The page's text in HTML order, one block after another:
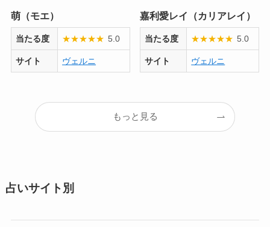
萌（モエ）
当たる度 ★★★★★ 5.0
サイト ヴェルニ
嘉利愛レイ（カリアレイ）
当たる度 ★★★★★ 5.0
サイト ヴェルニ
もっと見る
占いサイト別